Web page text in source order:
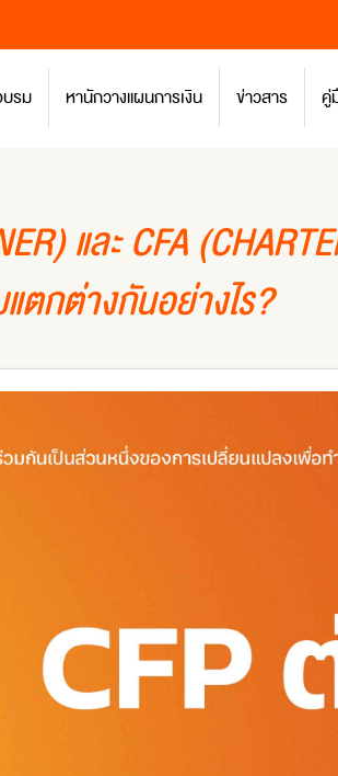
รม หานักวางแผนการเงิน ข่าวสาร คู่
และ CFA
ตกต่างกันอย่างไร?